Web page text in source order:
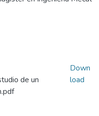
de un
Down
load